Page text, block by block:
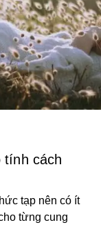
tính cách
tạp nên có ít
từng cung